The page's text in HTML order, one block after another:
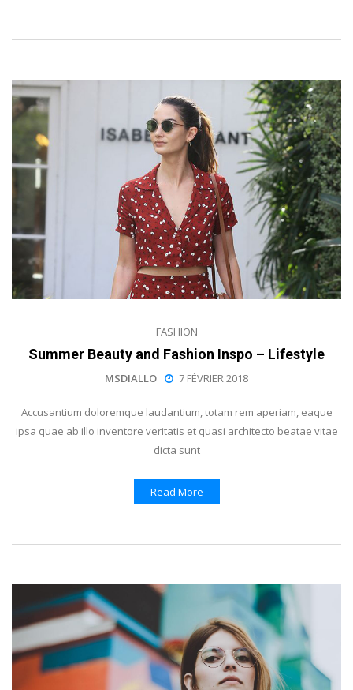
FASHION
Summer Beauty and Fashion Inspo – Lifestyle
MSDIALLO 7 FÉVRIER 2018
Accusantium doloremque laudantium, totam rem aperiam, eaque
ipsa quae ab illo inventore veritatis et quasi architecto beatae vitae
dicta sunt
Read More